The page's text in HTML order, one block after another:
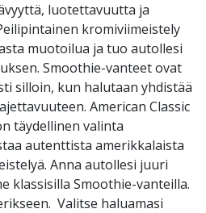
luotettavuutta ja
kromiviimeistely
muotoilua ja tuo autollesi
Smoothie-vanteet ovat
silloin, kun halutaan yhdistää
American Classic
täydellinen valinta
autenttista amerikkalaista
Anna autollesi juuri
klassisilla Smoothie-vanteilla.
Valitse haluamasi